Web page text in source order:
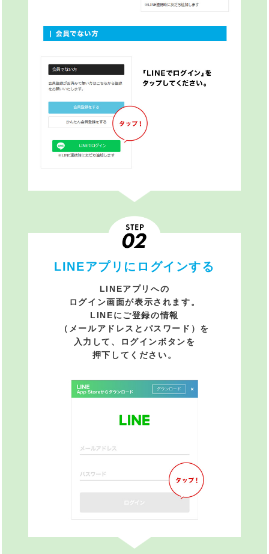
LINEアプリにログインする
LINEアプリへの
ログイン画面が表示されます。
LINEにご登録の情報
（メールアドレスとパスワード）を
入力して、ログインボタンを
押下してください。